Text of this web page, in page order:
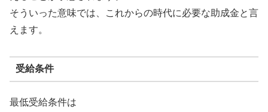
そういった意味では、これからの時代に必要な助成金と言
えます。
受給条件
最低受給条件は